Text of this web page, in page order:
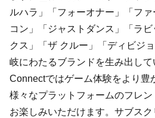
ルハラ」「フォーオナー」「フ
コン」「ジャストダンス」「ラ
クス」「ザ クルー」「ディビジ
岐にわたるブランドを生み出し
Connectではゲーム体験をより豊
様々なプラットフォームのフレ
お楽しみいただけます。サブス